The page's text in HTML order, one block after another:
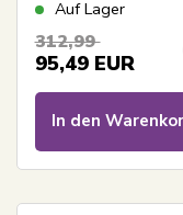
Auf Lager
312,99
95,49 EUR
In den